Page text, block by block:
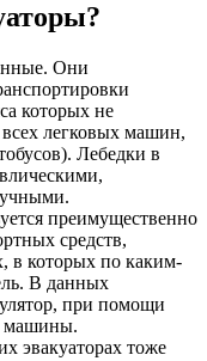
Они
которых не
легковых машин,
Лебедки в
преимущественно
средств,
в которых по каким-
В данных
при помощи
машины.
эвакуаторах тоже